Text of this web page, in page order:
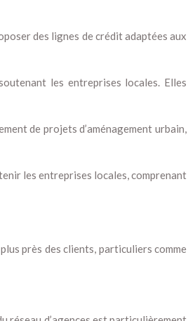
des lignes de crédit adaptées aux
les entreprises locales. Elles
de projets d’aménagement urbain,
les entreprises locales, comprenant
près des clients, particuliers comme